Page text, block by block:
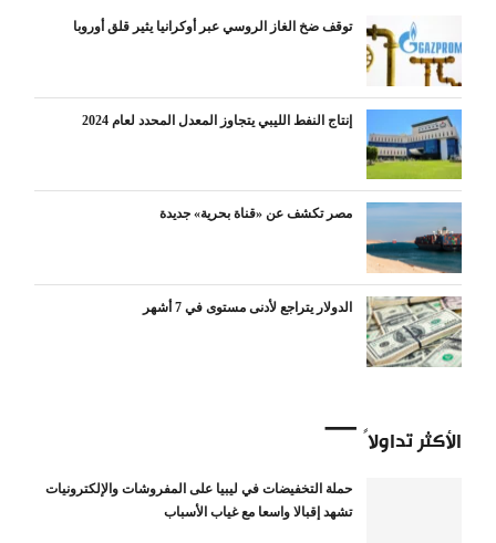
توقف ضخ الغاز الروسي عبر أوكرانيا يثير قلق أوروبا
إنتاج النفط الليبي يتجاوز المعدل المحدد لعام 2024
مصر تكشف عن «قناة بحرية» جديدة
الدولار يتراجع لأدنى مستوى في 7 أشهر
الأكثر تداولاً
حملة التخفيضات في ليبيا على المفروشات والإلكترونيات
تشهد إقبالا واسعا مع غياب الأسباب